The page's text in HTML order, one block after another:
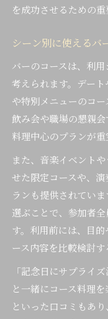
を成功させるための重
シーン別に使えるバ
バーのコースは、利
考えられます。デー
や特別メニューのコ
飲み会や職場の懇親
料理中心のプランが重
また、音楽イベント
せた限定コースや、
ランも提供されてい
選ぶことで、参加者
す。利用前には、目
ース内容を比較検討す
「記念日にサプライ
と一緒にコース料理
といった口コミもあ